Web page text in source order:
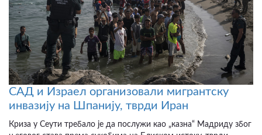
САД и Израел организовали мигрантску
инвазију на Шпанију, тврди Иран
Криза у Сеути требало је да послужи као „казна“ Мадриду због